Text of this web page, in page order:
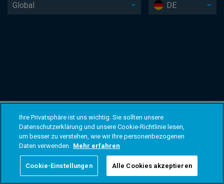
Global DE
Ihre Privatsphäre ist uns wichtig. Sie sollten unsere
Datenschutzerklärung und unsere Cookie-Richtlinie lesen,
um besser zu verstehen, wie wir Ihre personenbezogenen
Daten verwenden. Mehr erfahren
Cookie-Einstellungen Alle Cookies akzeptieren